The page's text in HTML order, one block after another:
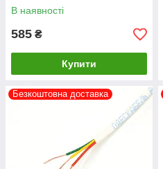
В наявності
585 ₴
Купити
Безкоштовна доставка